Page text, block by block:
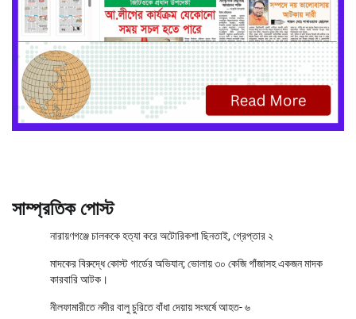
সাম্প্রতিক পোস্ট
নারায়ণগঞ্জে চালককে হত্যা করে অটোরিকশা ছিনতাই, গ্রেপ্তার ২
মাদকের বিরুদ্ধে কোস্ট গার্ডের অভিযান; ভোলায় ৩০ কেজি গাঁজাসহ একজন মাদক
কারবারি আটক।
নীলফামারীতে নদীর বালু চুরিতে বাঁধা দেয়ায় সংঘর্ষে আহত- ৬